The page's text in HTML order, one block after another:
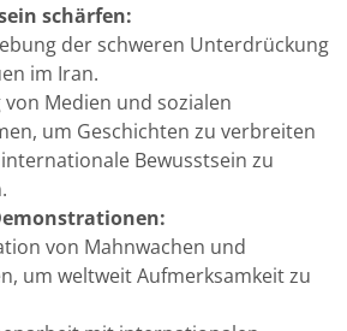
schärfen:
der schweren Unterdrückung
im Iran.
Medien und sozialen
um Geschichten zu verbreiten
Bewusstsein zu
von Mahnwachen und
um weltweit Aufmerksamkeit zu